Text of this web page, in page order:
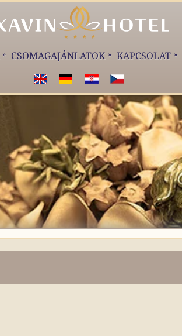
CSOMAGAJÁNLATOK KAPCSOLAT
WELCOME!WILKOMMEN!
DOBRODOŠLI!